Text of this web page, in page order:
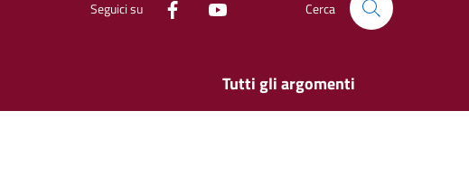
Seguici su Cerca
Tutti gli argomenti